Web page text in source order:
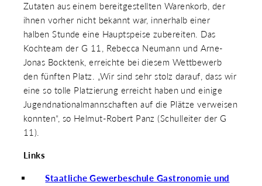
Zutaten aus einem bereitgestellten Warenkorb, der
ihnen vorher nicht bekannt war, innerhalb einer
halben Stunde eine Hauptspeise zubereiten. Das
Kochteam der G 11, Rebecca Neumann und Arne-
Jonas Bocktenk, erreichte bei diesem Wettbewerb
den fünften Platz. „Wir sind sehr stolz darauf, dass wir
eine so tolle Platzierung erreicht haben und einige
Jugendnationalmannschaften auf die Plätze verweisen
konnten“, so Helmut-Robert Panz (Schulleiter der G
11).
Links
Staatliche Gewerbeschule Gastronomie und